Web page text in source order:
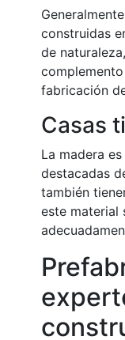
construidas
de
fabricación
Casas
La madera
destacadas
también
este material